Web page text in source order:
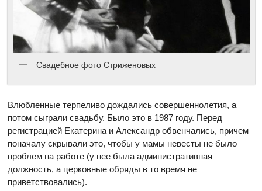
Свадебное фото Стриженовых
Влюбленные терпеливо дождались совершеннолетия, а
потом сыграли свадьбу. Было это в 1987 году. Перед
регистрацией Екатерина и Александр обвенчались, причем
поначалу скрывали это, чтобы у мамы невесты не было
проблем на работе (у нее была административная
должность, а церковные обряды в то время не
приветствовались).